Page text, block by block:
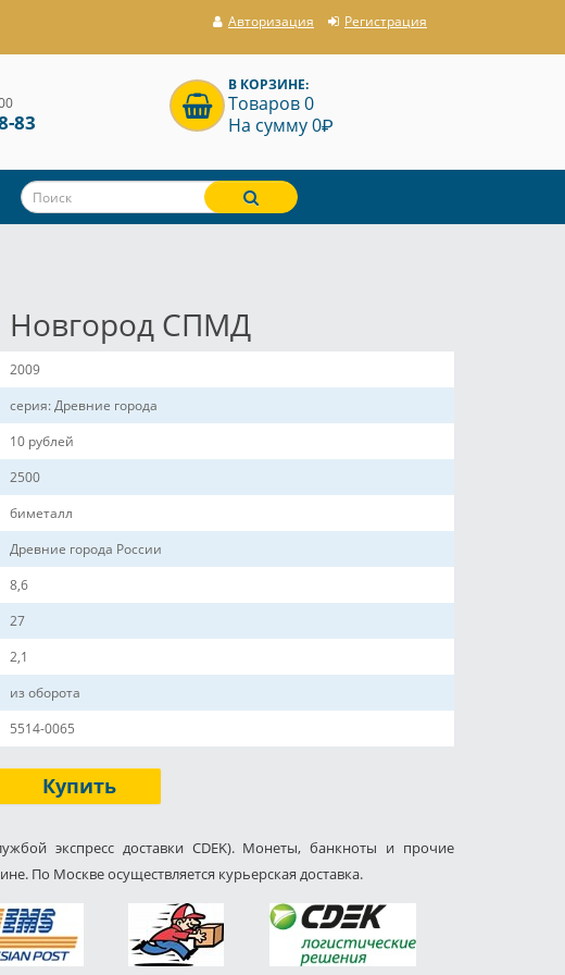
Авторизация Регистрация
83
В КОРЗИНЕ:
Товаров 0
На сумму 0P
Новгород СПМД
2009
серия: Древние города
10 рублей
2500
биметалл
Древние города России
8,6
27
2,1
из оборота
5514-0065
Купить
экспресс доставки CDEK). Монеты, банкноты и прочие
По Москве осуществляется курьерская доставка.